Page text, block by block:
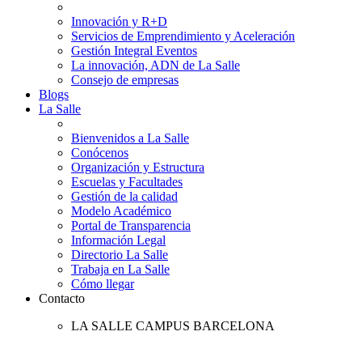
Innovación y R+D
Servicios de Emprendimiento y Aceleración
Gestión Integral Eventos
La innovación, ADN de La Salle
Consejo de empresas
Blogs
La Salle
Bienvenidos a La Salle
Conócenos
Organización y Estructura
Escuelas y Facultades
Gestión de la calidad
Modelo Académico
Portal de Transparencia
Información Legal
Directorio La Salle
Trabaja en La Salle
Cómo llegar
Contacto
LA SALLE CAMPUS BARCELONA